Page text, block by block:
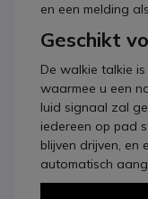
en een melding
Geschikt
De walkie talkie
waarmee u een
luid signaal zal
iedereen op pad
blijven drijven, en
automatisch